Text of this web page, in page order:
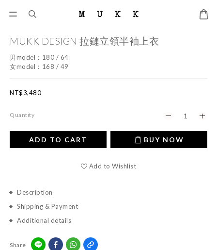
MUKK DESIGN 拉鏈立領半袖上衣
男model：180 / 64
女model：168 / 49
NT$3,480
Quantity
ADD TO CART BUY NOW
Add to Wishlist
Description
Shipping & Payment
Additional details
Share